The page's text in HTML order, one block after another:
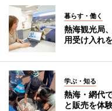
暮らす・働く
熱海観光局
用受け入れ
学ぶ・知る
熱海・網代
と販売を体